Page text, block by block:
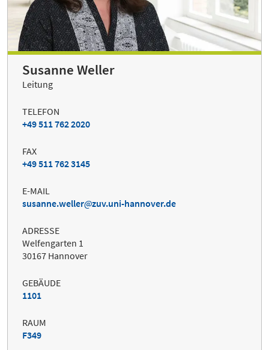
Susanne Weller
Leitung
TELEFON
+49 511 762 2020
FAX
+49 511 762 3145
E-MAIL
susanne.weller
zuv.uni-hannover.de
ADRESSE
Welfengarten 1
30167 Hannover
GEBÄUDE
1101
RAUM
F349